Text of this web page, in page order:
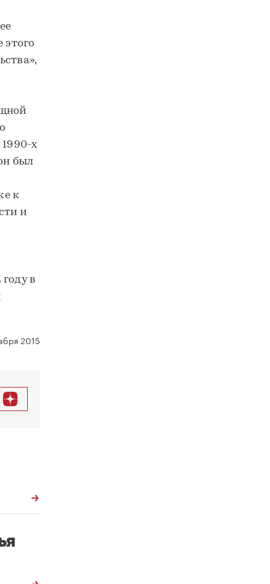
этого
1990-х
был
к
и
в
2015